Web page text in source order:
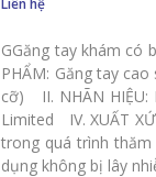
Liên hệ
GGăng tay khám có
PHẨM: Găng tay
cỡ) II. NHÃN HIỆU:
Limited IV. XUẤT
trong quá trình
dụng không bị lây